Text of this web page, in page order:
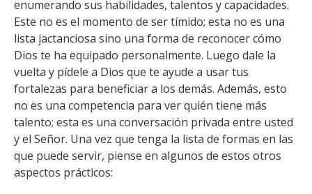
enumerando sus habilidades, talentos y capacidades.
Este no es el momento de ser tímido; esta no es una
lista jactanciosa sino una forma de reconocer cómo
Dios te ha equipado personalmente. Luego dale la
vuelta y pídele a Dios que te ayude a usar tus
fortalezas para beneficiar a los demás. Además, esto
no es una competencia para ver quién tiene más
talento; esta es una conversación privada entre usted
y el Señor. Una vez que tenga la lista de formas en las
que puede servir, piense en algunos de estos otros
aspectos prácticos: